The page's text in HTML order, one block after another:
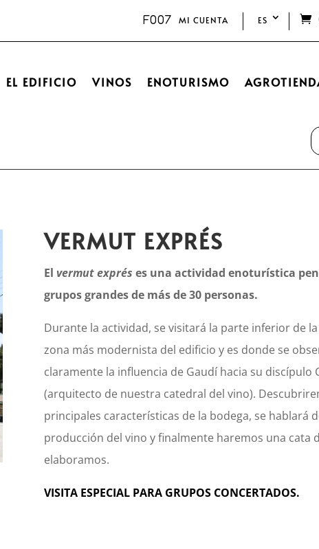
MI CUENTA ES
EL EDIFICIO VINOS ENOTURISMO
VERMUT EXPRÉS
El vermut exprés es una actividad enoturística
grupos grandes de más de 30 personas.
Durante la actividad, se visitará la parte inferior de
zona más modernista del edificio y es donde se
claramente la influencia de Gaudí hacia su discípulo
(arquitecto de nuestra catedral del vino).
principales características de la bodega, se hablará
producción del vino y finalmente haremos una cata
elaboramos.
VISITA ESPECIAL PARA GRUPOS CONCERTADOS.